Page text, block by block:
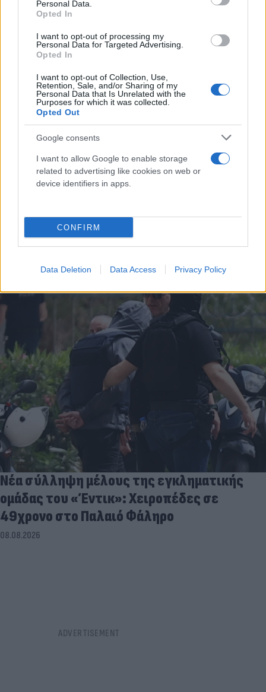
Personal Data.
Opted In
I want to opt-out of processing my
Personal Data for Targeted Advertising.
Opted In
I want to opt-out of Collection, Use,
Retention, Sale, and/or Sharing of my
Personal Data that Is Unrelated with the
Purposes for which it was collected.
Opted Out
Google consents
I want to allow Google to enable storage
related to advertising like cookies on web or
device identifiers in apps.
CONFIRM
Data Deletion Data Access Privacy Policy
FLASH FOCUS
Νέα σύλληψη μέλους της εγκληματικής
ομάδας του «Έντικ»: Χειροπέδες σε
49χρονο στο Παλαιό Φάληρο
08.08.2026